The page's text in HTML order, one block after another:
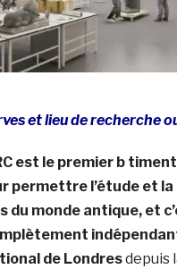
et lieu de recherche
est le premier b
permettre l’étude et
du monde antique, et
de Londresdepuis